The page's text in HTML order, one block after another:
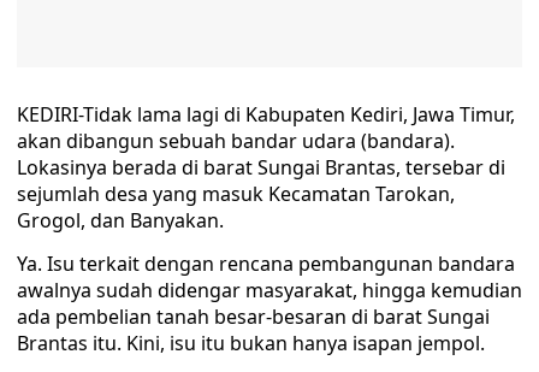
KEDIRI-Tidak lama lagi di Kabupaten Kediri, Jawa Timur,
akan dibangun sebuah bandar udara (bandara).
Lokasinya berada di barat Sungai Brantas, tersebar di
sejumlah desa yang masuk Kecamatan Tarokan,
Grogol, dan Banyakan.
Ya. Isu terkait dengan rencana pembangunan bandara
awalnya sudah didengar masyarakat, hingga kemudian
ada pembelian tanah besar-besaran di barat Sungai
Brantas itu. Kini, isu itu bukan hanya isapan jempol.